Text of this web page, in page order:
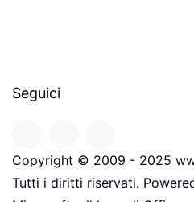
Seguici
Copyright © 2009 - 2025
Tutti i diritti riservati.